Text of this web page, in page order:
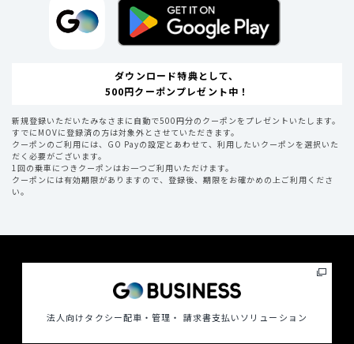
ダウンロード特典として、
500円クーポンプレゼント中！
新規登録いただいたみなさまに自動で500円分のクーポンをプレゼントいたします。
すでにMOVに登録済の方は対象外とさせていただきます。
クーポンのご利用には、GO Payの設定とあわせて、利用したいクーポンを選択いた
だく必要がございます。
1回の乗車につきクーポンはお一つご利用いただけます。
クーポンには有効期限がありますので、登録後、期限をお確かめの上ご利用くださ
い。
法人向けタクシー配車・管理・ 請求書支払いソリューション